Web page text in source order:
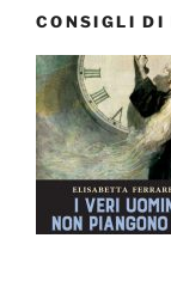
CONSIGLI DI